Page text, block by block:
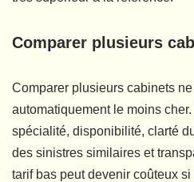
Comparer plusieurs
Comparer plusieurs cabinets
automatiquement le moins
spécialité, disponibilité, clarté
des sinistres similaires et
tarif bas peut devenir coûteux